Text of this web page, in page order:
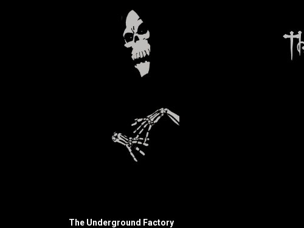
The Underground Factory